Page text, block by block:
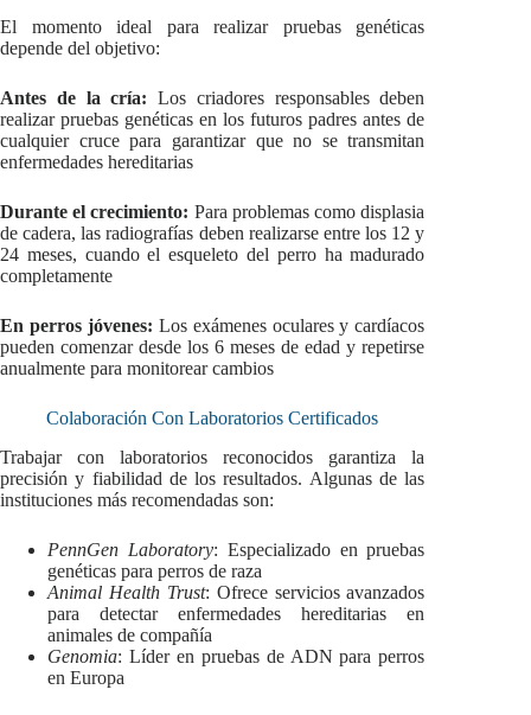
El momento ideal para realizar pruebas genéticas
depende del objetivo:
Antes de la cría: Los criadores responsables deben
realizar pruebas genéticas en los futuros padres antes de
cualquier cruce para garantizar que no se transmitan
enfermedades hereditarias
Durante el crecimiento: Para problemas como displasia
de cadera, las radiografías deben realizarse entre los 12 y
24 meses, cuando el esqueleto del perro ha madurado
completamente
En perros jóvenes: Los exámenes oculares y cardíacos
pueden comenzar desde los 6 meses de edad y repetirse
anualmente para monitorear cambios
Colaboración Con Laboratorios Certificados
Trabajar con laboratorios reconocidos garantiza la
precisión y fiabilidad de los resultados. Algunas de las
instituciones más recomendadas son:
PennGen Laboratory: Especializado en pruebas
genéticas para perros de raza
Animal Health Trust: Ofrece servicios avanzados
para detectar enfermedades hereditarias en
animales de compañía
Genomia: Líder en pruebas de ADN para perros
en Europa